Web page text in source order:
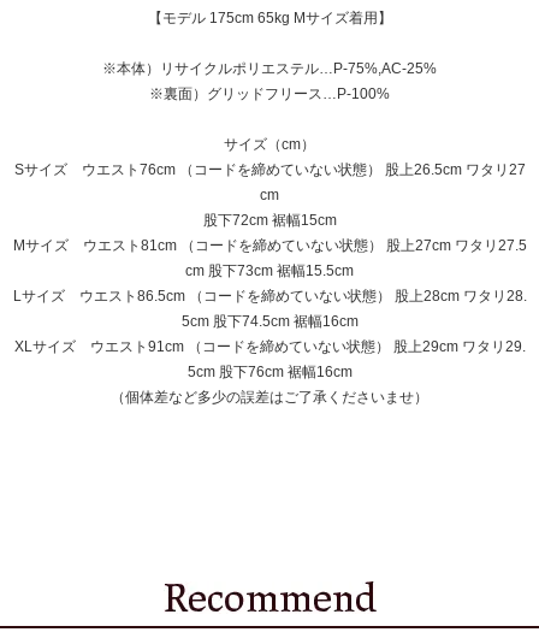
【モデル 175cm 65kg Mサイズ着用】
※本体）リサイクルポリエステル…P-75%,AC-25%
※裏面）グリッドフリース…P-100%
サイズ（cm）
Sサイズ ウエスト76cm （コードを締めていない状態） 股上26.5cm ワタリ27
cm
股下72cm 裾幅15cm
Mサイズ ウエスト81cm （コードを締めていない状態） 股上27cm ワタリ27.5
cm 股下73cm 裾幅15.5cm
Lサイズ ウエスト86.5cm （コードを締めていない状態） 股上28cm ワタリ28.
5cm 股下74.5cm 裾幅16cm
XLサイズ ウエスト91cm （コードを締めていない状態） 股上29cm ワタリ29.
5cm 股下76cm 裾幅16cm
（個体差など多少の誤差はご了承くださいませ）